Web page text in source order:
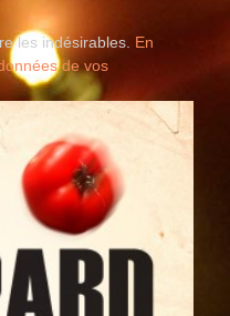
les indésirables. En
de vos